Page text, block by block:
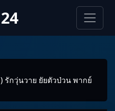
รักวุ่นวาย ยัยตัวป่วน พากย์